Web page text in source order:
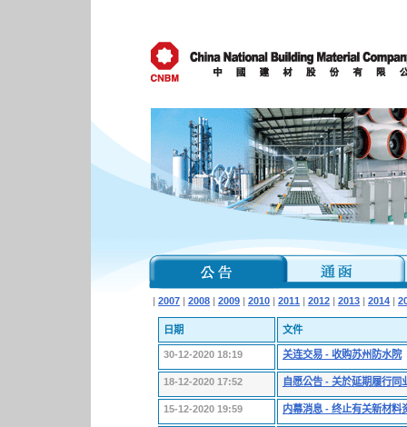
| 2007 | 2008 | 2009 | 2010 | 2011 | 2012 | 2013 | 2014 |
日期 文件
30-12-2020 18:19 关连交易 - 收购苏州防水院
18-12-2020 17:52 自愿公告 - 关於延期履行同
15-12-2020 19:59 内幕消息 - 终止有关新材料